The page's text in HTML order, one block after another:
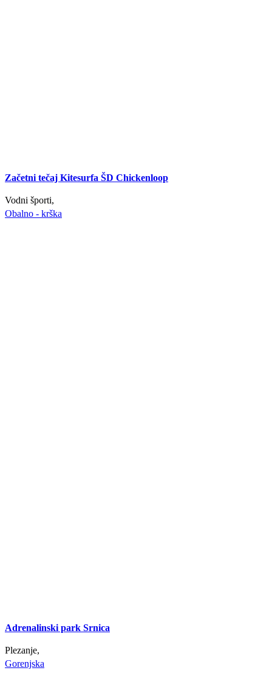
Začetni tečaj Kitesurfa ŠD Chickenloop
Vodni športi,
Obalno - krška
Adrenalinski park Srnica
Plezanje,
Gorenjska